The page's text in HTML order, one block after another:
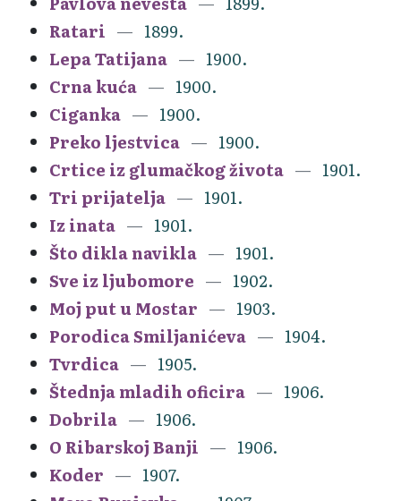
Ratari
1899.
Lepa Tatijana
1900.
Crna kuća
1900.
Ciganka
1900.
Preko ljestvica
1900.
Crtice iz glumačkog života
1901.
Tri prijatelja
1901.
Iz inata
1901.
Što dikla navikla
1901.
Sve iz ljubomore
1902.
Moj put u Mostar
1903.
Porodica Smiljanićeva
1904.
Tvrdica
1905.
Štednja mladih oficira
1906.
Dobrila
1906.
O Ribarskoj Banji
1906.
Koder
1907.